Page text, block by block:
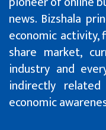
news. Bizshala
economic activity,
share market,
industry and
indirectly
economic